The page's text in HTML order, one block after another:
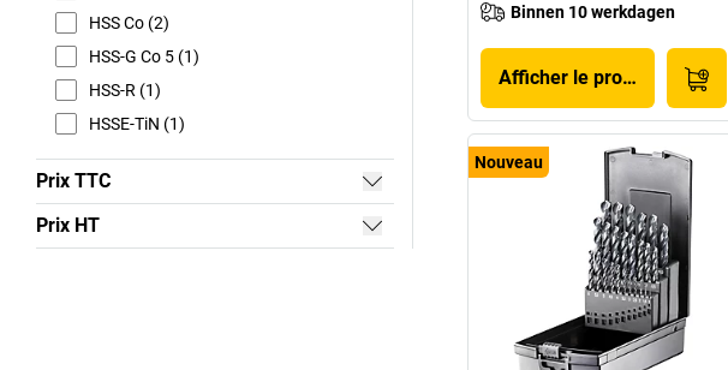
HSS Co (2)
HSS-G Co 5 (1)
HSS-R (1)
HSSE-TiN (1)
Prix TTC
Prix HT
Binnen 10 werkdagen
Afficher le produit
Nouveau